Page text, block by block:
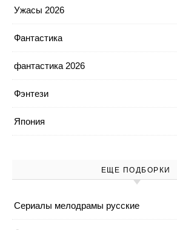
Ужасы 2026
Фантастика
фантастика 2026
Фэнтези
Япония
ЕЩЕ ПОДБОРКИ
Cериалы мелодрамы русские